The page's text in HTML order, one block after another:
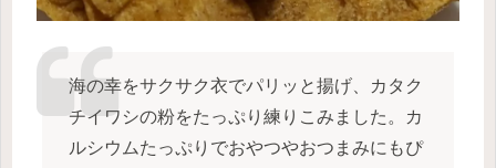
海の幸をサクサク衣でパリッと揚げ、カタク
チイワシの粉をたっぷり練りこみました。カ
ルシウムたっぷりでおやつやおつまみにもぴ